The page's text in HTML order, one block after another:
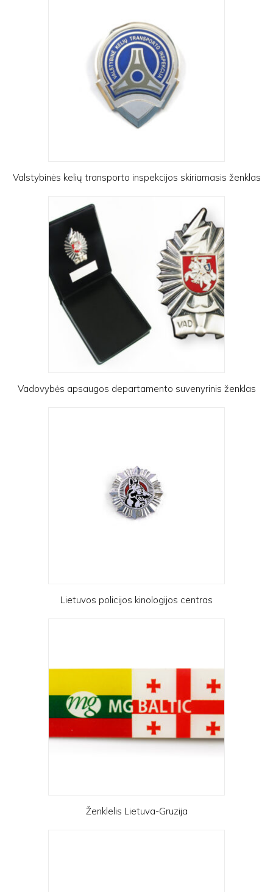
Valstybinės kelių transporto inspekcijos skiriamasis ženklas
Vadovybės apsaugos departamento suvenyrinis ženklas
Lietuvos policijos kinologijos centras
Ženklelis Lietuva-Gruzija